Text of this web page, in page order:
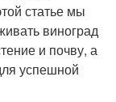
статье мы
виноград
и почву, а
успешной